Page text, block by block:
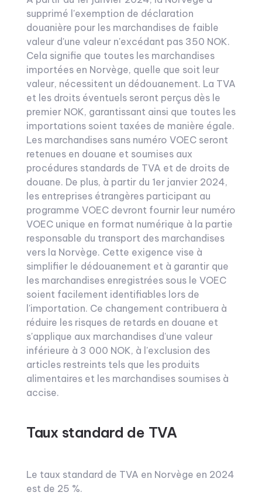
supprimé l'exemption de déclaration
douanière pour les marchandises de faible
valeur d'une valeur n'excédant pas 350 NOK.
Cela signifie que toutes les marchandises
importées en Norvège, quelle que soit leur
valeur, nécessitent un dédouanement. La TVA
et les droits éventuels seront perçus dès le
premier NOK, garantissant ainsi que toutes les
importations soient taxées de manière égale.
Les marchandises sans numéro VOEC seront
retenues en douane et soumises aux
procédures standards de TVA et de droits de
douane. De plus, à partir du 1er janvier 2024,
les entreprises étrangères participant au
programme VOEC devront fournir leur numéro
VOEC unique en format numérique à la partie
responsable du transport des marchandises
vers la Norvège. Cette exigence vise à
simplifier le dédouanement et à garantir que
les marchandises enregistrées sous le VOEC
soient facilement identifiables lors de
l'importation. Ce changement contribuera à
réduire les risques de retards en douane et
s'applique aux marchandises d'une valeur
inférieure à 3 000 NOK, à l'exclusion des
articles restreints tels que les produits
alimentaires et les marchandises soumises à
accise.
Taux standard de TVA
Le taux standard de TVA en Norvège en 2024
est de 25 %.